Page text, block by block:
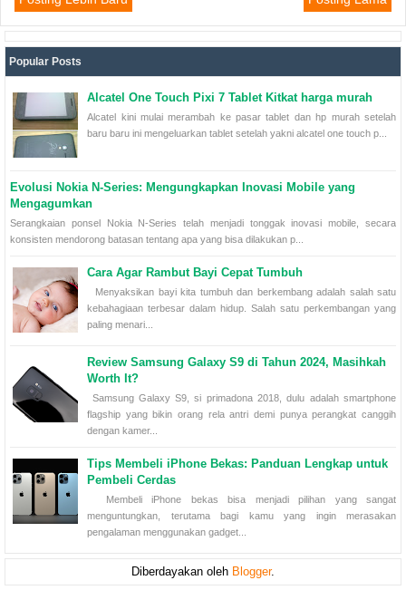
Popular Posts
Alcatel One Touch Pixi 7 Tablet Kitkat harga murah
Alcatel kini mulai merambah ke pasar tablet dan hp murah setelah
baru baru ini mengeluarkan tablet setelah yakni alcatel one touch p...
Evolusi Nokia N-Series: Mengungkapkan Inovasi Mobile yang
Mengagumkan
Serangkaian ponsel Nokia N-Series telah menjadi tonggak inovasi mobile, secara
konsisten mendorong batasan tentang apa yang bisa dilakukan p...
Cara Agar Rambut Bayi Cepat Tumbuh
Menyaksikan bayi kita tumbuh dan berkembang adalah salah satu
kebahagiaan terbesar dalam hidup. Salah satu perkembangan yang
paling menari...
Review Samsung Galaxy S9 di Tahun 2024, Masihkah
Worth It?
Samsung Galaxy S9, si primadona 2018, dulu adalah smartphone
flagship yang bikin orang rela antri demi punya perangkat canggih
dengan kamer...
Tips Membeli iPhone Bekas: Panduan Lengkap untuk
Pembeli Cerdas
Membeli iPhone bekas bisa menjadi pilihan yang sangat
menguntungkan, terutama bagi kamu yang ingin merasakan
pengalaman menggunakan gadget...
Diberdayakan oleh Blogger.